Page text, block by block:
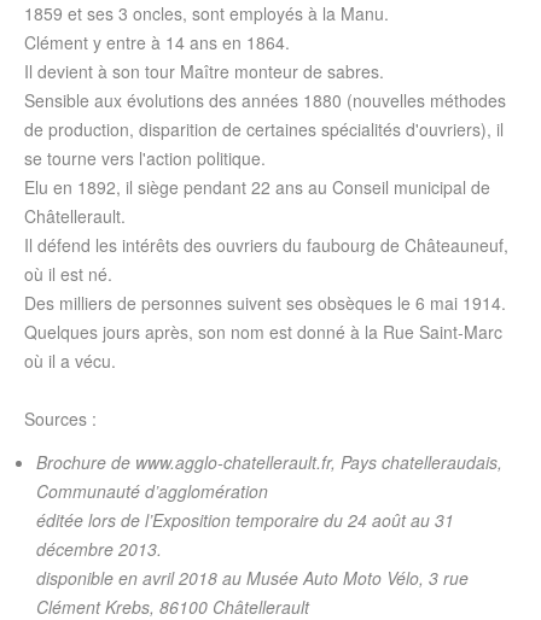
1859 et ses 3 oncles, sont employés à la Manu.
Clément y entre à 14 ans en 1864.
Il devient à son tour Maître monteur de sabres.
Sensible aux évolutions des années 1880 (nouvelles méthodes
de production, disparition de certaines spécialités d'ouvriers), il
se tourne vers l'action politique.
Elu en 1892, il siège pendant 22 ans au Conseil municipal de
Châtellerault.
Il défend les intérêts des ouvriers du faubourg de Châteauneuf,
où il est né.
Des milliers de personnes suivent ses obsèques le 6 mai 1914.
Quelques jours après, son nom est donné à la Rue Saint-Marc
où il a vécu.
Sources :
Brochure de www.agglo-chatellerault.fr, Pays chatelleraudais,
Communauté d’agglomération
éditée lors de l’Exposition temporaire du 24 août au 31
décembre 2013.
disponible en avril 2018 au Musée Auto Moto Vélo, 3 rue
Clément Krebs, 86100 Châtellerault